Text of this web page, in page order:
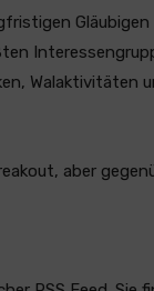
Walaktivitäten
aber